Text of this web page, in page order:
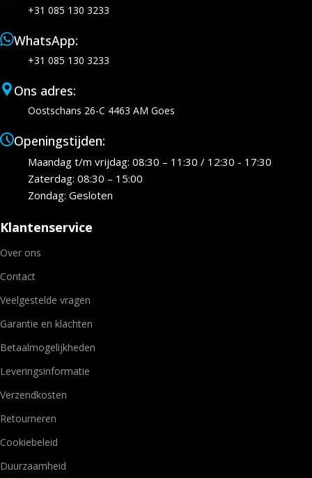
+31 085 130 3233
WhatsApp:
+31 085 130 3233
Ons adres:
Oostschans 26-C 4463 AM Goes
Openingstijden:
Maandag t/m vrijdag: 08:30 – 11:30 / 12:30 - 17:30
Zaterdag: 08:30 – 15:00
Zondag: Gesloten
Klantenservice
Over ons
Contact
Veelgestelde vragen
Garantie en klachten
Betaalmogelijkheden
Leveringsinformatie
Verzendkosten
Retourneren
Cookiebeleid
Duurzaamheid